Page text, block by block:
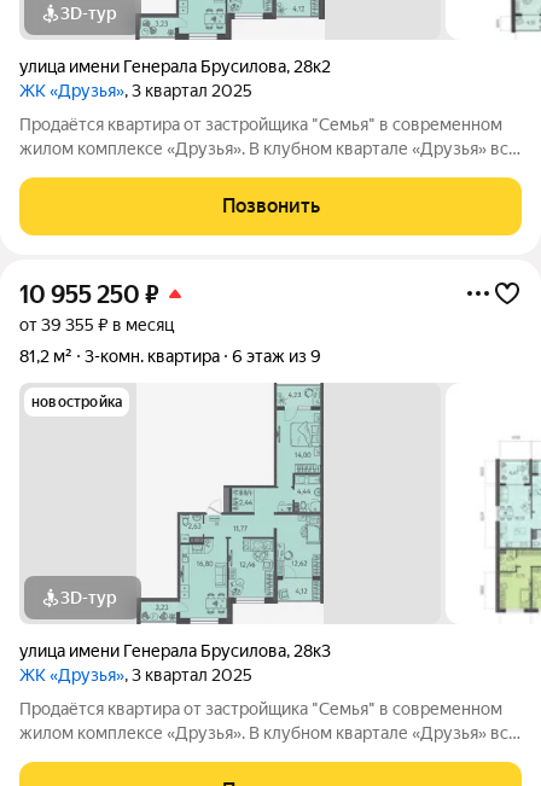
3D-тур
улица имени Генерала Брусилова, 28к2
ЖК «Друзья», 3 квартал 2025
Продаётся квартира от застройщика "Семья" в современном
жилом комплексе «Друзья». В клубном квартале «Друзья» все
Бесплатные игровая комната для детей и коворкинг для
жителей; Широкие лоджии до 1,5
Позвонить
10 955 250 ₽
от 39 355 ₽ в месяц
81,2 м²
3-комн. квартира 6 этаж из 9
новостройка
3D-тур
улица имени Генерала Брусилова, 28к3
ЖК «Друзья», 3 квартал 2025
Продаётся квартира от застройщика "Семья" в современном
жилом комплексе «Друзья». В клубном квартале «Друзья» все
Бесплатные игровая комната для детей и коворкинг для